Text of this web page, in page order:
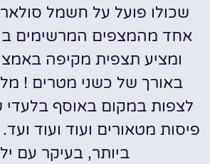
שכולו פועל על חשמל
אחד מהמצפים המרשימים
ומציע תצפית מקיפה
באורך של כשני מטרים !
לצפות במקום באוסף
פיסות מטאורים ועוד ועוד
ביותר, בעיקר עם